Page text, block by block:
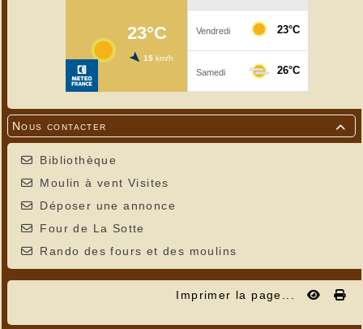

Nous contacter
Bibliothèque
Moulin à vent Visites
Déposer une annonce
Four de La Sotte
Rando des fours et des moulins
Imprimer la page...